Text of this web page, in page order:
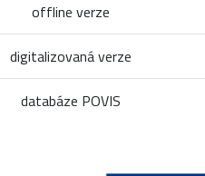
offline verze
digitalizovaná verze
databáze POVIS